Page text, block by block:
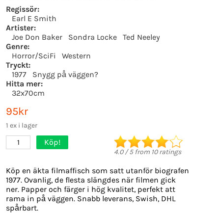
Regissör:
Earl E Smith
Artister:
Joe Don Baker
Sondra Locke
Ted Neeley
Genre:
Horror/SciFi
Western
Tryckt:
1977
Snygg på väggen?
Hitta mer:
32x70cm
95kr
1 ex i lager
1 Köp!
4.0/5from 10ratings
Köp en äkta filmaffisch som satt utanför biografen
1977. Ovanlig, de flesta slängdes när filmen gick
ner. Papper och färger i hög kvalitet, perfekt att
rama in på väggen. Snabb leverans, Swish, DHL
spårbart.